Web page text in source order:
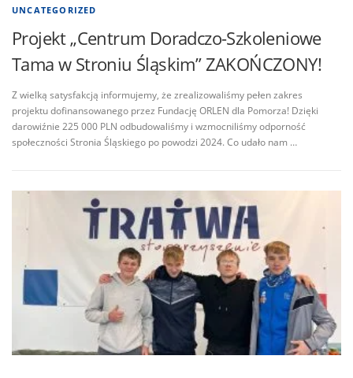
UNCATEGORIZED
Projekt „Centrum Doradczo-Szkoleniowe
Tama w Stroniu Śląskim” ZAKOŃCZONY!
Z wielką satysfakcją informujemy, że zrealizowaliśmy pełen zakres
projektu dofinansowanego przez Fundację ORLEN dla Pomorza! Dzięki
darowiźnie 225 000 PLN odbudowaliśmy i wzmocniliśmy odporność
społeczności Stronia Śląskiego po powodzi 2024. Co udało nam …